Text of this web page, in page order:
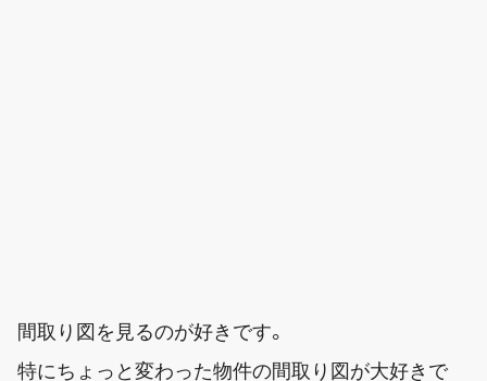
間取り図を見るのが好きです。
特にちょっと変わった物件の間取り図が大好きで